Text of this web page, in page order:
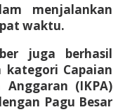
menjalankan
waktu.
juga berhasil
Capaian
(IKPA)
Pagu Besar